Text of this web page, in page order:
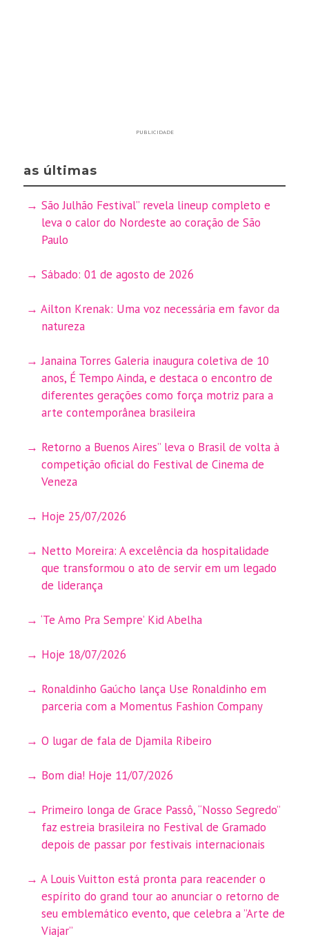
PUBLICIDADE
as últimas
São Julhão Festival” revela lineup completo e
leva o calor do Nordeste ao coração de São
Paulo
Sábado: 01 de agosto de 2026
Ailton Krenak: Uma voz necessária em favor da
natureza
Janaina Torres Galeria inaugura coletiva de 10
anos, É Tempo Ainda, e destaca o encontro de
diferentes gerações como força motriz para a
arte contemporânea brasileira
Retorno a Buenos Aires” leva o Brasil de volta à
competição oficial do Festival de Cinema de
Veneza
Hoje 25/07/2026
Netto Moreira: A excelência da hospitalidade
que transformou o ato de servir em um legado
de liderança
‘Te Amo Pra Sempre’ Kid Abelha
Hoje 18/07/2026
Ronaldinho Gaúcho lança Use Ronaldinho em
parceria com a Momentus Fashion Company
O lugar de fala de Djamila Ribeiro
Bom dia! Hoje 11/07/2026
Primeiro longa de Grace Passô, “Nosso Segredo”
faz estreia brasileira no Festival de Gramado
depois de passar por festivais internacionais
A Louis Vuitton está pronta para reacender o
espírito do grand tour ao anunciar o retorno de
seu emblemático evento, que celebra a ”Arte de
Viajar”